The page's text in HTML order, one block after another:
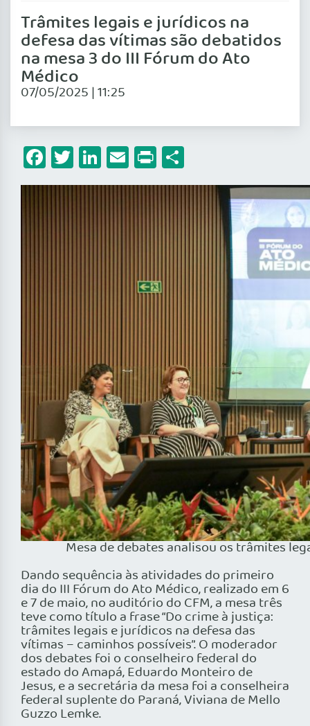
Trâmites legais e jurídicos na
defesa das vítimas são debatidos
na mesa 3 do III Fórum do Ato
Médico
07/05/2025 | 11:25
Facebook
Twitter
LinkedIn
Email
Print
Mesa de debates analisou os trâmites
Dando sequência às atividades do primeiro
dia do III Fórum do Ato Médico, realizado em 6
e 7 de maio, no auditório do CFM, a mesa três
teve como título a frase “Do crime à justiça:
trâmites legais e jurídicos na defesa das
vítimas – caminhos possíveis”. O moderador
dos debates foi o conselheiro federal do
estado do Amapá, Eduardo Monteiro de
Jesus, e a secretária da mesa foi a conselheira
federal suplente do Paraná, Viviana de Mello
Guzzo Lemke.